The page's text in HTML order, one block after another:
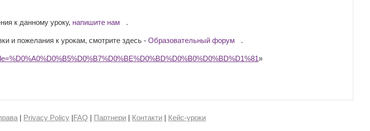
к данному уроку, напишите нам .
и пожелания к урокам, смотрите здесь - Образовательный форум .
»
| Privacy Policy |FAQ | Партнери | Контакти | Кейс-уроки